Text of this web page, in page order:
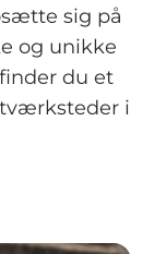
sig på
og unikke
du et
i